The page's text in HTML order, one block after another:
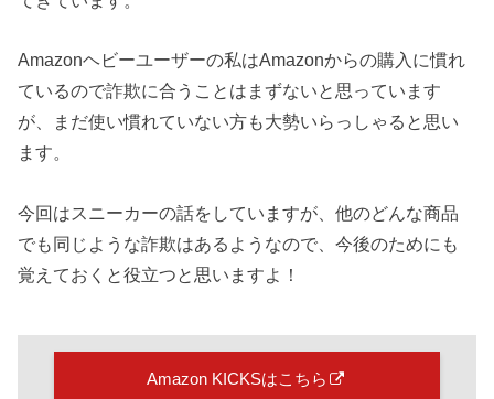
Amazonヘビーユーザーの私はAmazonからの購入に慣れ
ているので詐欺に合うことはまずないと思っています
が、まだ使い慣れていない方も大勢いらっしゃると思い
ます。
今回はスニーカーの話をしていますが、他のどんな商品
でも同じような詐欺はあるようなので、今後のためにも
覚えておくと役立つと思いますよ！
Amazon KICKSはこちら